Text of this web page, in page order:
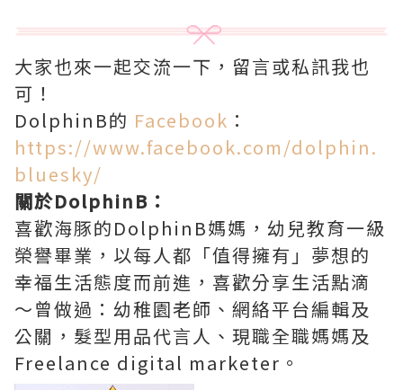
大家也來一起交流一下，留言或私訊我也
可！
DolphinB的 Facebook ：
https://www.facebook.com/dolphin.
bluesky/
關於DolphinB：
喜歡海豚的DolphinB媽媽，幼兒教育一級
榮譽畢業，以每人都「值得擁有」夢想的
幸福生活態度而前進，喜歡分享生活點滴
～曾做過：幼稚園老師、網絡平台編輯及
公關，髮型用品代言人、現職全職媽媽及
Freelance digital marketer。